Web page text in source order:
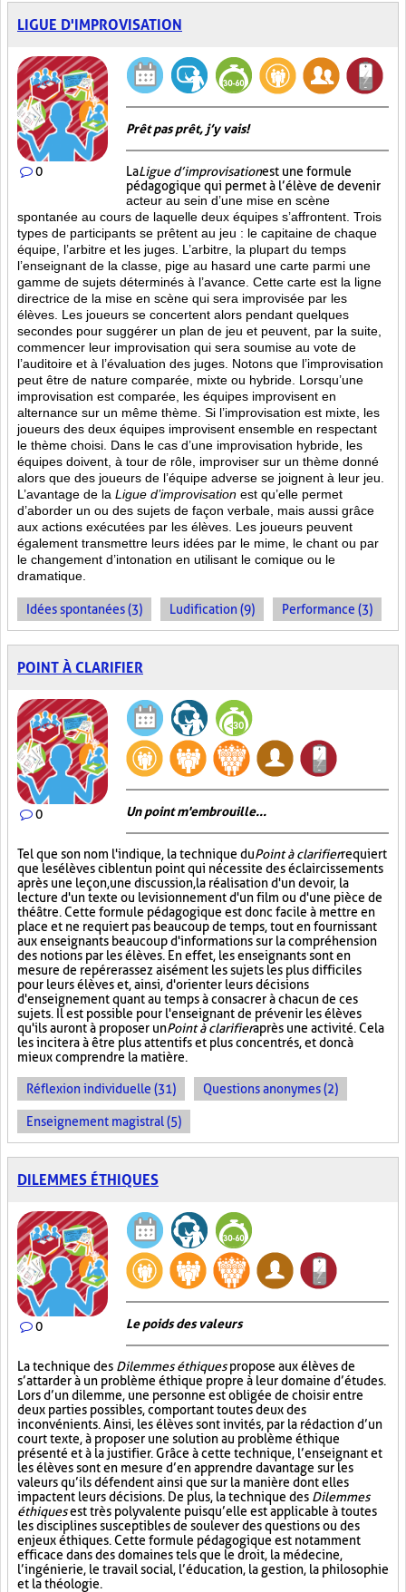
LIGUE D'IMPROVISATION
0
Prêt pas prêt, j’y vais!
LaLigue d’improvisationest une formule
pédagogique qui permet à l’élève de devenir
acteur au sein d’une mise en scène
spontanée au cours de laquelle deux équipes s’affrontent. Trois
types de participants se prêtent au jeu : le capitaine de chaque
équipe, l’arbitre et les juges. L’arbitre, la plupart du temps
l’enseignant de la classe, pige au hasard une carte parmi une
gamme de sujets déterminés à l’avance. Cette carte est la ligne
directrice de la mise en scène qui sera improvisée par les
élèves. Les joueurs se concertent alors pendant quelques
secondes pour suggérer un plan de jeu et peuvent, par la suite,
commencer leur improvisation qui sera soumise au vote de
l’auditoire et à l’évaluation des juges. Notons que l’improvisation
peut être de nature comparée, mixte ou hybride. Lorsqu’une
improvisation est comparée, les équipes improvisent en
alternance sur un même thème. Si l’improvisation est mixte, les
joueurs des deux équipes improvisent ensemble en respectant
le thème choisi. Dans le cas d’une improvisation hybride, les
équipes doivent, à tour de rôle, improviser sur un thème donné
alors que des joueurs de l’équipe adverse se joignent à leur jeu.
L’avantage de la Ligue d’improvisation est qu’elle permet
d’aborder un ou des sujets de façon verbale, mais aussi grâce
aux actions exécutées par les élèves. Les joueurs peuvent
également transmettre leurs idées par le mime, le chant ou par
le changement d’intonation en utilisant le comique ou le
dramatique.
Idées spontanées (3) Ludification (9) Performance (3)
POINT À CLARIFIER
0 Un point m'embrouille...
Tel que son nom l'indique, la technique duPoint à clarifierrequiert
que les élèves ciblent un point qui nécessite des éclaircissements
après une leçon, une discussion, la réalisation d'un devoir, la
lecture d'un texte ou le visionnement d'un film ou d'une pièce de
théâtre. Cette formule pédagogique est donc facile à mettre en
place et ne requiert pas beaucoup de temps, tout en fournissant
aux enseignants beaucoup d'informations sur la compréhension
des notions par les élèves. En effet, les enseignants sont en
mesure de repérer assez aisément les sujets les plus difficiles
pour leurs élèves et, ainsi, d'orienter leurs décisions
d'enseignement quant au temps à consacrer à chacun de ces
sujets. Il est possible pour l'enseignant de prévenir les élèves
qu'ils auront à proposer unPoint à clarifieraprès une activité. Cela
les incitera à être plus attentifs et plus concentrés, et donc à
mieux comprendre la matière.
Réflexion individuelle (31) Questions anonymes (2)
Enseignement magistral (5)
DILEMMES ÉTHIQUES
0 Le poids des valeurs
La technique des Dilemmes éthiquespropose aux élèves de
s’attarder à un problème éthique propre à leur domaine d’études.
Lors d’un dilemme, une personne est obligée de choisir entre
deux parties possibles, comportant toutes deux des
inconvénients. Ainsi, les élèves sont invités, par la rédaction d’un
court texte, à proposer une solution au problème éthique
présenté et à la justifier. Grâce à cette technique, l’enseignant et
les élèves sont en mesure d’en apprendre davantage sur les
valeurs qu’ils défendent ainsi que sur la manière dont elles
impactent leurs décisions. De plus, la technique des Dilemmes
éthiquesest très polyvalente puisqu’elle est applicable à toutes
les disciplines susceptibles de soulever des questions ou des
enjeux éthiques. Cette formule pédagogique est notamment
efficace dans des domaines tels que le droit, la médecine,
l’ingénierie, le travail social, l’éducation, la gestion, la philosophie
et la théologie.